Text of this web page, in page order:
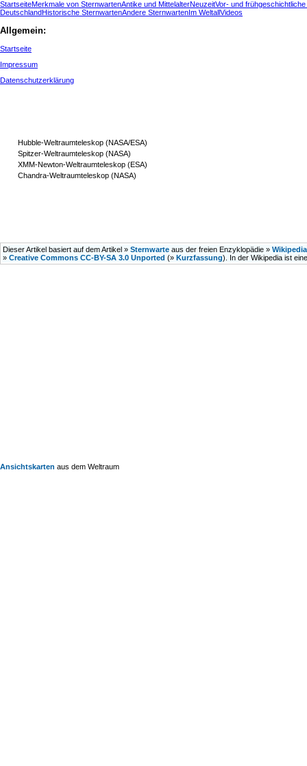
StartseiteMerkmale von SternwartenAntike und MittelalterNeuzeitVor- und frühgeschichtliche
DeutschlandHistorische SternwartenAndere SternwartenIm WeltallVideos
Allgemein:
Startseite
Impressum
Datenschutzerklärung
Hubble-Weltraumteleskop (NASA/ESA)
Spitzer-Weltraumteleskop (NASA)
XMM-Newton-Weltraumteleskop (ESA)
Chandra-Weltraumteleskop (NASA)
Dieser Artikel basiert auf dem Artikel » Sternwarte aus der freien Enzyklopädie » Wikipedia
» Creative Commons CC-BY-SA 3.0 Unported (» Kurzfassung). In der Wikipedia ist
Ansichtskarten aus dem Weltraum